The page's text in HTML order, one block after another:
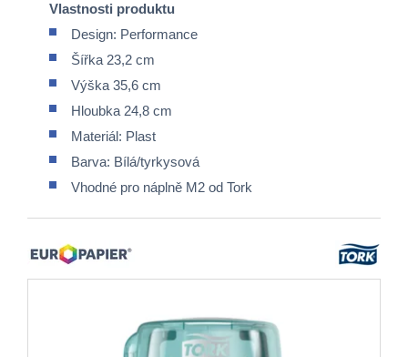
Vlastnosti produktu
Design: Performance
Šířka 23,2 cm
Výška 35,6 cm
Hloubka 24,8 cm
Materiál: Plast
Barva: Bílá/tyrkysová
Vhodné pro náplně M2 od Tork